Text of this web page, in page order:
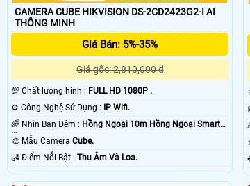
CAMERA CUBE HIKVISION DS-2CD2423G2-I AI
THÔNG MINH
Giá Bán: 5%-35%
Giá gốc: 2,810,000 ₫
💯 Chất lượng hình : FULL HD 1080P .
⚙ Công Nghệ Sử Dụng : IP Wifi.
🌈 Nhìn Ban Đêm : Hồng Ngoại 10m Hồng Ngoại Smart
IR. 🎨 Mẫu Camera Cube.
️🛃 Điểm Nỗi Bật : Thu Âm Và Loa.